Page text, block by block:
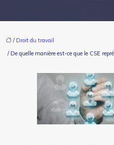
/ Droit du travail
/ De quelle manière est-ce que le CSE